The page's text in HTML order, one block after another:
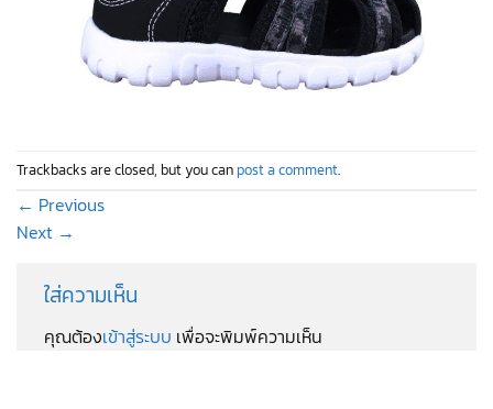
Trackbacks are closed, but you can post a comment.
← Previous
Next →
ใส่ความเห็น
คุณต้องเข้าสู่ระบบ เพื่อจะพิมพ์ความเห็น